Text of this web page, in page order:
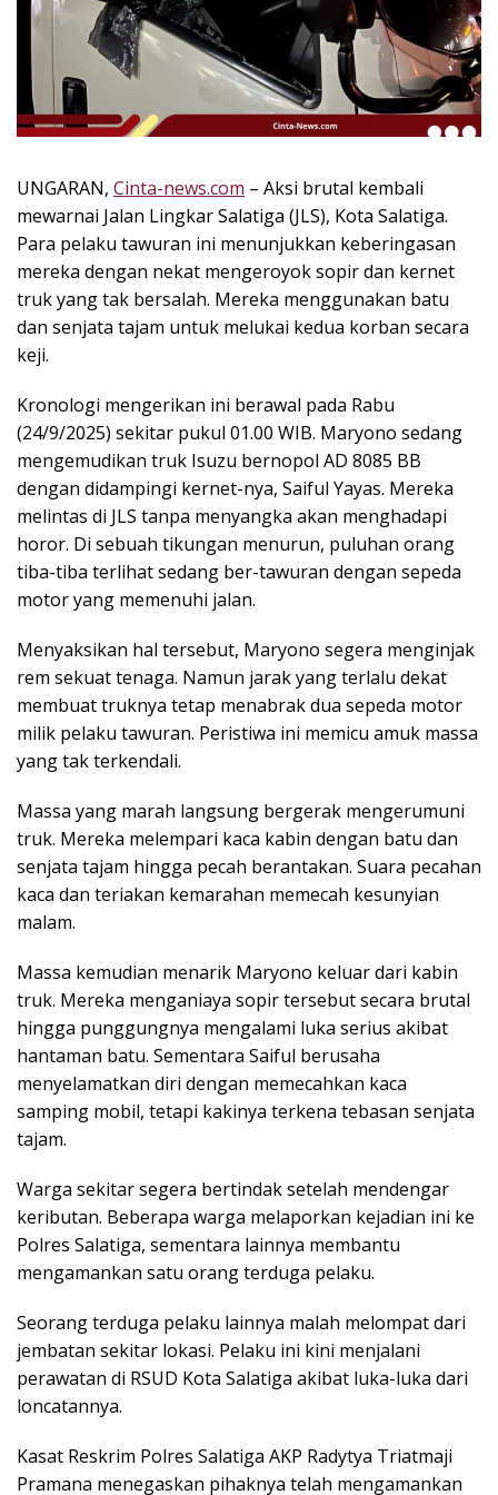
k
i
,
P
n
I
n
s
p
a
s
!
UNGARAN, Cinta-news.com – Aksi brutal kembali
mewarnai Jalan Lingkar Salatiga (JLS), Kota Salatiga.
Para pelaku tawuran ini menunjukkan keberingasan
mereka dengan nekat mengeroyok sopir dan kernet
truk yang tak bersalah. Mereka menggunakan batu
dan senjata tajam untuk melukai kedua korban secara
keji.
Kronologi mengerikan ini berawal pada Rabu
(24/9/2025) sekitar pukul 01.00 WIB. Maryono sedang
mengemudikan truk Isuzu bernopol AD 8085 BB
dengan didampingi kernet-nya, Saiful Yayas. Mereka
melintas di JLS tanpa menyangka akan menghadapi
horor. Di sebuah tikungan menurun, puluhan orang
tiba-tiba terlihat sedang ber-tawuran dengan sepeda
motor yang memenuhi jalan.
Menyaksikan hal tersebut, Maryono segera menginjak
rem sekuat tenaga. Namun jarak yang terlalu dekat
membuat truknya tetap menabrak dua sepeda motor
milik pelaku tawuran. Peristiwa ini memicu amuk massa
yang tak terkendali.
Massa yang marah langsung bergerak mengerumuni
truk. Mereka melempari kaca kabin dengan batu dan
senjata tajam hingga pecah berantakan. Suara pecahan
kaca dan teriakan kemarahan memecah kesunyian
malam.
Massa kemudian menarik Maryono keluar dari kabin
truk. Mereka menganiaya sopir tersebut secara brutal
hingga punggungnya mengalami luka serius akibat
hantaman batu. Sementara Saiful berusaha
menyelamatkan diri dengan memecahkan kaca
samping mobil, tetapi kakinya terkena tebasan senjata
tajam.
Warga sekitar segera bertindak setelah mendengar
keributan. Beberapa warga melaporkan kejadian ini ke
Polres Salatiga, sementara lainnya membantu
mengamankan satu orang terduga pelaku.
Seorang terduga pelaku lainnya malah melompat dari
jembatan sekitar lokasi. Pelaku ini kini menjalani
perawatan di RSUD Kota Salatiga akibat luka-luka dari
loncatannya.
Kasat Reskrim Polres Salatiga AKP Radytya Triatmaji
Pramana menegaskan pihaknya telah mengamankan